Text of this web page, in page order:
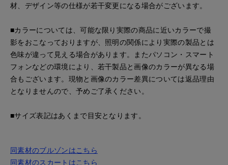
材、デザイン等の仕様が若干変更になる場合がございます。
■カラーについては、可能な限り実際の商品に近いカラーで撮
影をおこなっておりますが、照明の関係により実際の製品とは
色味が違って見える場合があります。またパソコン・スマート
フォンなどの環境により、若干製品と画像のカラーが異なる場
合もございます。現物と画像のカラー差異については返品理由
となりませんので、予めご了承ください。
■サイズ表記はあくまで目安となります。
同素材のブルゾンはこちら
同素材のスカートはこちら